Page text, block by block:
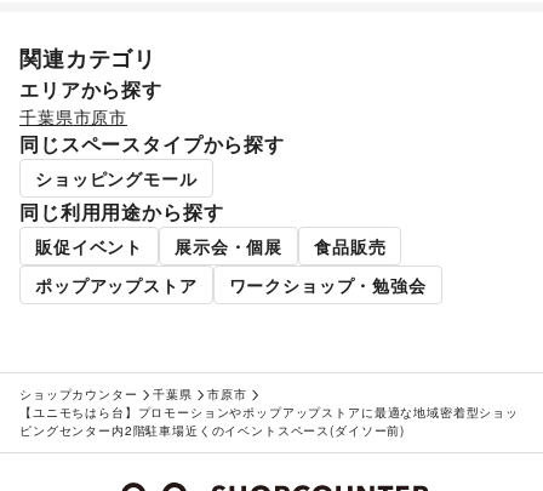
関連カテゴリ
エリアから探す
千葉県市原市
同じスペースタイプから探す
ショッピングモール
同じ利用用途から探す
販促イベント 展示会・個展
食品販売
ポップアップストア
ワークショップ・勉強会
ショップカウンター 千葉県
市原市
【ユニモちはら台】プロモーションやポップアップストアに最適な地域密着型ショッ
ピングセンター内2階駐車場近くのイベントスペース(ダイソー前)